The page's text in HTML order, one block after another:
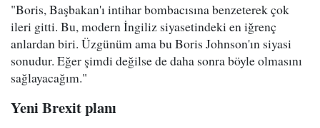
"Boris, Başbakan'ı intihar bombacısına benzeterek çok
ileri gitti. Bu, modern İngiliz siyasetindeki en iğrenç
anlardan biri. Üzgünüm ama bu Boris Johnson'ın siyasi
sonudur. Eğer şimdi değilse de daha sonra böyle olmasını
sağlayacağım."
Yeni Brexit planı